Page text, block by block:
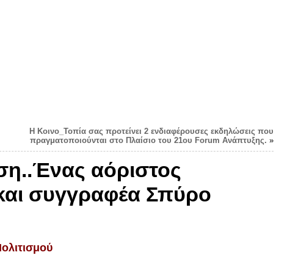
Η Κοινο_Τοπία σας προτείνει 2 ενδιαφέρουσες εκδηλώσεις που
πραγματοποιούνται στο Πλαίσιο του 21ου Forum Ανάπτυξης. »
αόριστος
συγγραφέα Σπύρο